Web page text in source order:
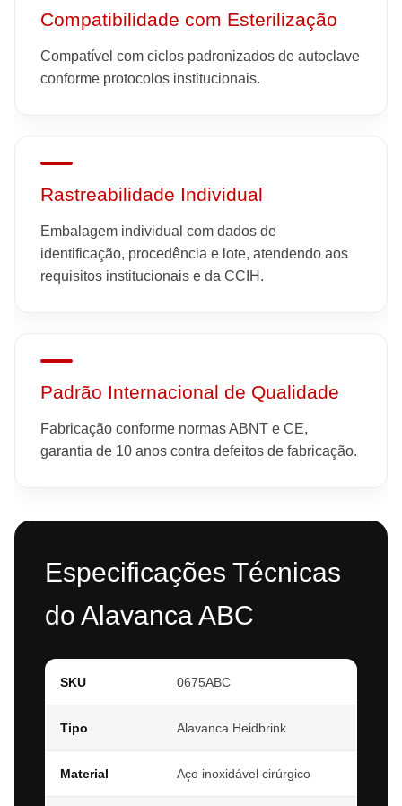
Compatibilidade com Esterilização
Compatível com ciclos padronizados de autoclave
conforme protocolos institucionais.
Rastreabilidade Individual
Embalagem individual com dados de
identificação, procedência e lote, atendendo aos
requisitos institucionais e da CCIH.
Padrão Internacional de Qualidade
Fabricação conforme normas ABNT e CE,
garantia de 10 anos contra defeitos de fabricação.
Especificações Técnicas
do Alavanca ABC
SKU 0675ABC
Tipo Alavanca Heidbrink
Material Aço inoxidável cirúrgico